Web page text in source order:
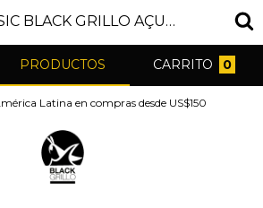
SUNGA CLASSIC BLACK GRILLO AÇUTUBA
PRODUCTOS CARRITO 0
Latina en compras desde US$150